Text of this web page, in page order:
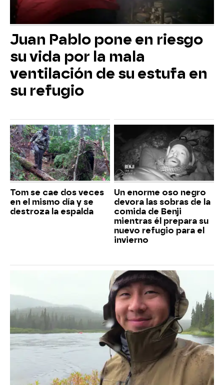
Juan Pablo pone en riesgo
su vida por la mala
ventilación de su estufa en
su refugio
Tom se cae dos veces
en el mismo día y se
destroza la espalda
Un enorme oso negro
devora las sobras de la
comida de Benji
mientras él prepara su
nuevo refugio para el
invierno